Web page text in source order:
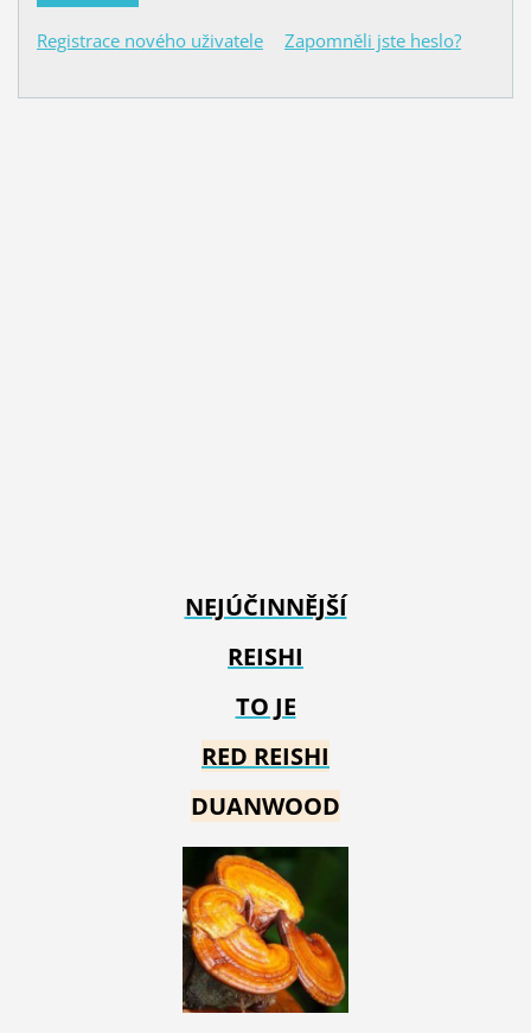
Registrace nového uživatele Zapomněli jste heslo?
NEJÚČINNĚJŠÍ
REISHI
TO JE
RED REISHI
DUANWOOD